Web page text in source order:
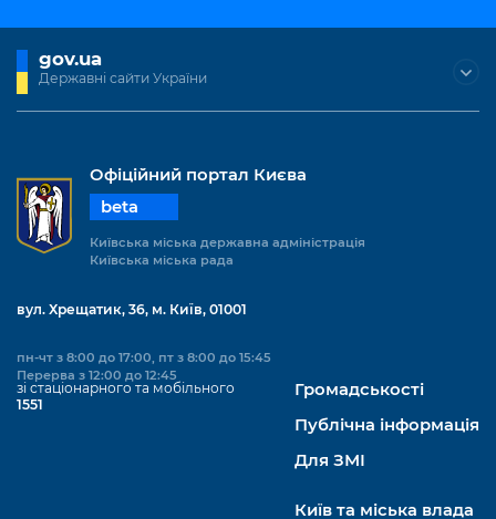
gov.ua
Державні сайти України
Офіційний портал Києва
beta
Київська міська державна адміністрація
Київська міська рада
вул. Хрещатик, 36, м. Київ, 01001
пн-чт з 8:00 до 17:00, пт з 8:00 до 15:45
Перерва з 12:00 до 12:45
зі стаціонарного та мобільного
1551
Громадськості
Публічна інформація
Для ЗМІ
Київ та міська влада